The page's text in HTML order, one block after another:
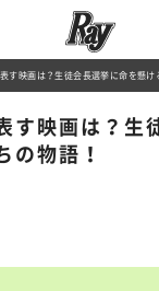
す映画は？生徒会長選挙に命を懸け
す映画は？生
の物語！